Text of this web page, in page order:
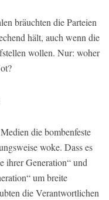
bräuchten die Parteien
hält, auch wenn die
wollen. Nur: woher
die bombenfeste
woke. Dass es
ihrer Generation“ und
um breite
die Verantwortlichen